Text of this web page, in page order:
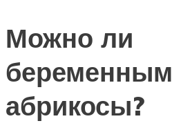
Можно ли
беременным
абрикосы?